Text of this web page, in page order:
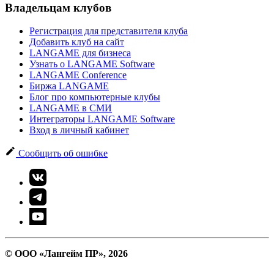
Владельцам клубов
Регистрация для представителя клуба
Добавить клуб на сайт
LANGAME для бизнеса
Узнать о LANGAME Software
LANGAME Conference
Биржа LANGAME
Блог про компьютерные клубы
LANGAME в СМИ
Интеграторы LANGAME Software
Вход в личный кабинет
Сообщить об ошибке
© ООО «Лангейм ПР», 2026